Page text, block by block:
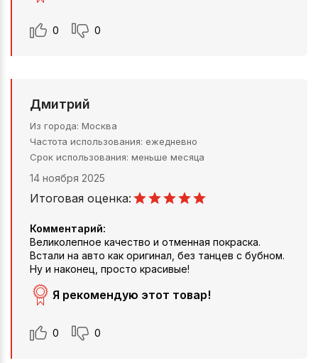
0 0
Дмитрий
Из города Москва
Частота использования ежедневно
Срок использования меньше месяца
14 ноября 2025
Итоговая оценка:
Комментарий:
Великолепное качество и отменная покраска.
Встали на авто как оригинал, без танцев с бубном.
Ну и наконец, просто красивые!
Я рекомендую этот товар!
0 0